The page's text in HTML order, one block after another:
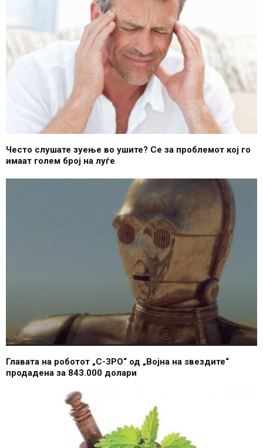
Често слушате зуење во ушите? Се за проблемот кој го
имаат голем број на луѓе
Главата на роботот „C-3PO“ од „Војна на ѕвездите“
продадена за 843.000 долари